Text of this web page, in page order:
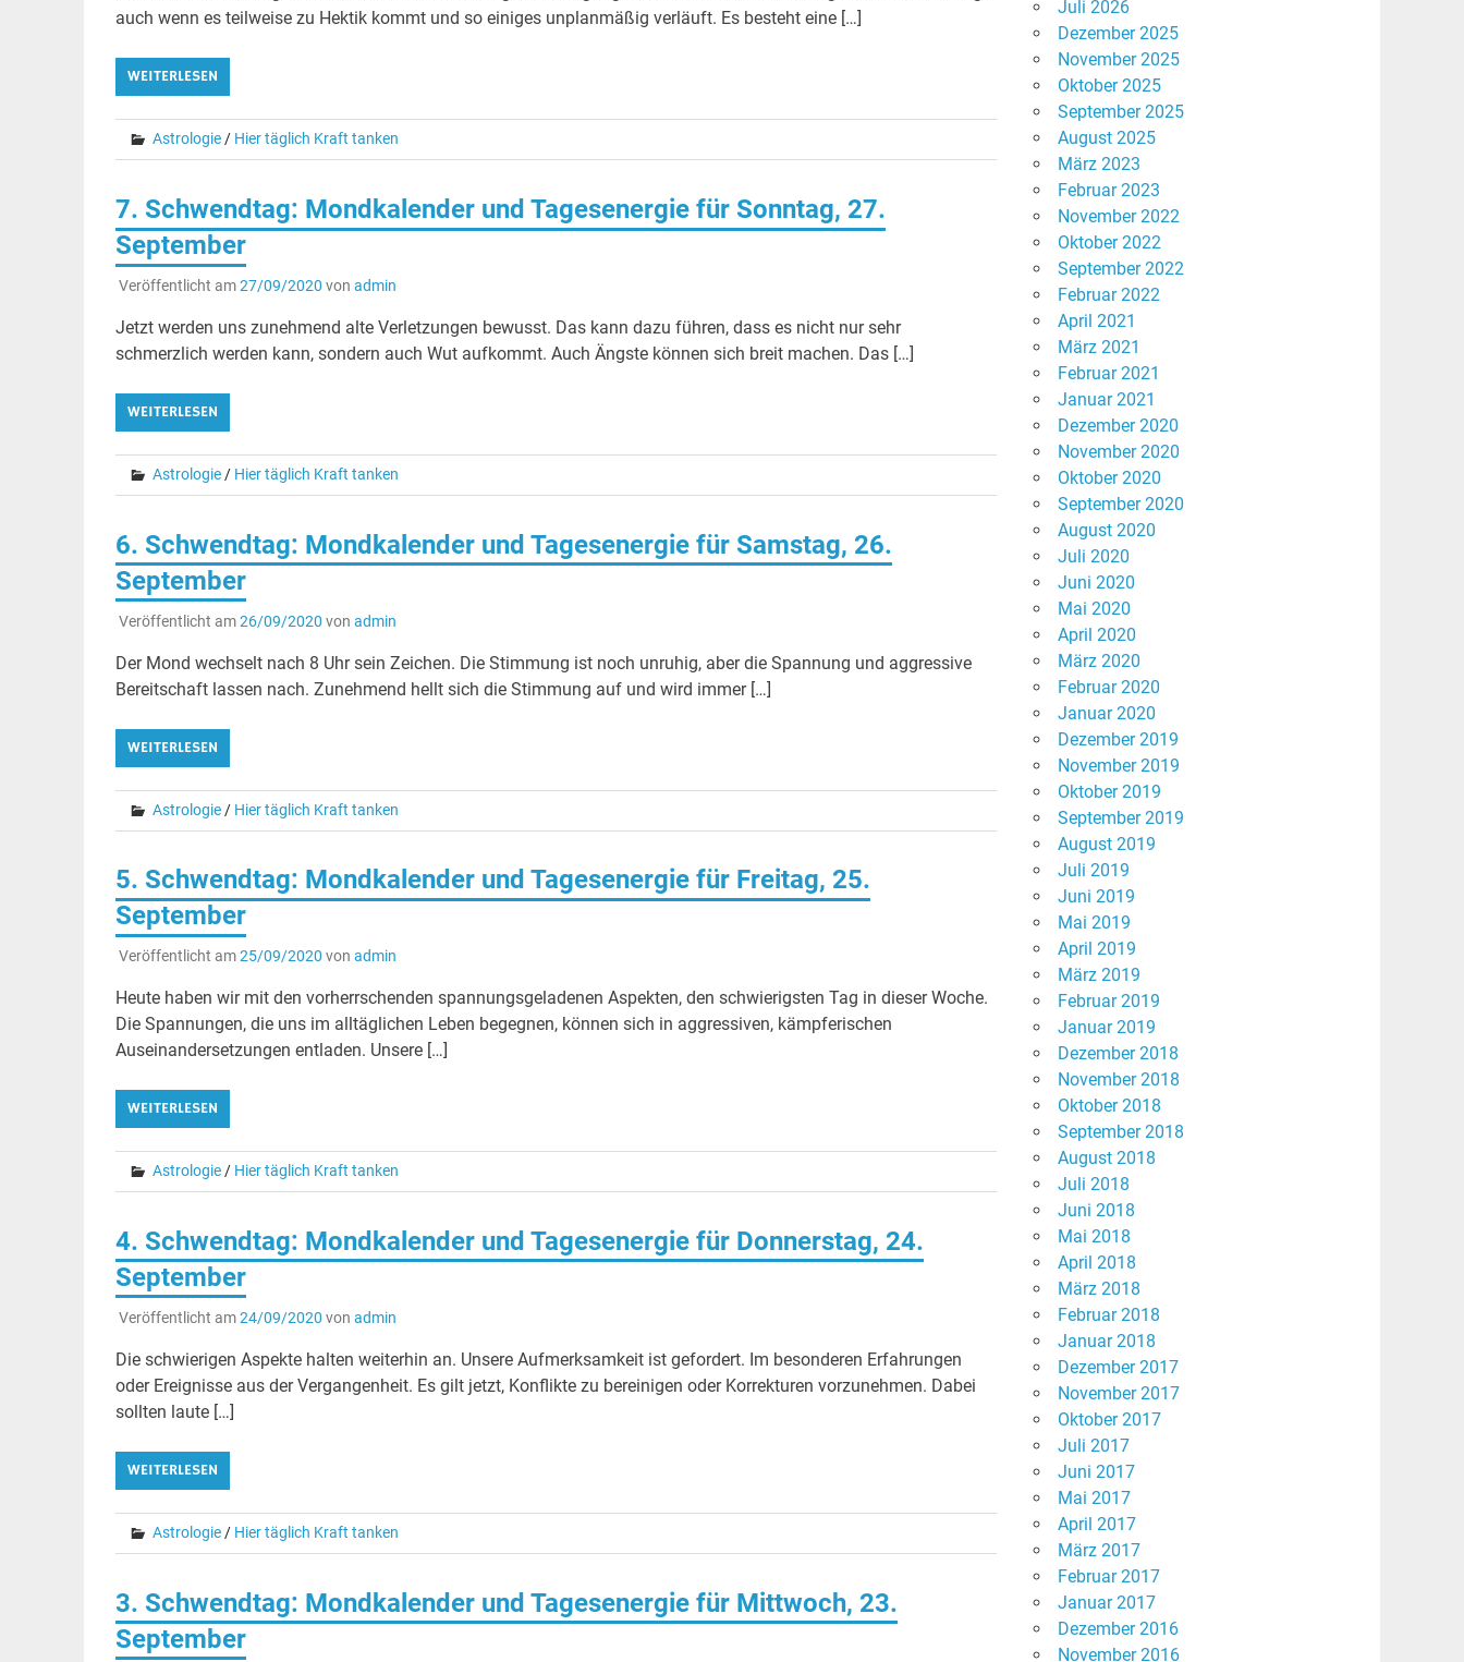
auch wenn es teilweise zu Hektik kommt und so einiges unplanmäßig verläuft. Es besteht eine […]
WEITERLESEN
Astrologie/ Hier täglich Kraft tanken
7. Schwendtag: Mondkalender und Tagesenergie für Sonntag, 27.
September
Veröffentlicht am27/09/2020 von admin
Jetzt werden uns zunehmend alte Verletzungen bewusst. Das kann dazu führen, dass es nicht nur sehr
schmerzlich werden kann, sondern auch Wut aufkommt. Auch Ängste können sich breit machen. Das […]
WEITERLESEN
Astrologie/ Hier täglich Kraft tanken
6. Schwendtag: Mondkalender und Tagesenergie für Samstag, 26.
September
Veröffentlicht am26/09/2020 von admin
Der Mond wechselt nach 8 Uhr sein Zeichen. Die Stimmung ist noch unruhig, aber die Spannung und aggressive
Bereitschaft lassen nach. Zunehmend hellt sich die Stimmung auf und wird immer […]
WEITERLESEN
Astrologie/ Hier täglich Kraft tanken
5. Schwendtag: Mondkalender und Tagesenergie für Freitag, 25.
September
Veröffentlicht am25/09/2020 von admin
Heute haben wir mit den vorherrschenden spannungsgeladenen Aspekten, den schwierigsten Tag in dieser Woche.
Die Spannungen, die uns im alltäglichen Leben begegnen, können sich in aggressiven, kämpferischen
Auseinandersetzungen entladen. Unsere […]
WEITERLESEN
Astrologie/ Hier täglich Kraft tanken
4. Schwendtag: Mondkalender und Tagesenergie für Donnerstag, 24.
September
Veröffentlicht am24/09/2020 von admin
Die schwierigen Aspekte halten weiterhin an. Unsere Aufmerksamkeit ist gefordert. Im besonderen Erfahrungen
oder Ereignisse aus der Vergangenheit. Es gilt jetzt, Konflikte zu bereinigen oder Korrekturen vorzunehmen. Dabei
sollten laute […]
WEITERLESEN
Astrologie/ Hier täglich Kraft tanken
3. Schwendtag: Mondkalender und Tagesenergie für Mittwoch, 23.
September
Juli 2026
Dezember 2025
November 2025
Oktober 2025
September 2025
August 2025
März 2023
Februar 2023
November 2022
Oktober 2022
September 2022
Februar 2022
April 2021
März 2021
Februar 2021
Januar 2021
Dezember 2020
November 2020
Oktober 2020
September 2020
August 2020
Juli 2020
Juni 2020
Mai 2020
April 2020
März 2020
Februar 2020
Januar 2020
Dezember 2019
November 2019
Oktober 2019
September 2019
August 2019
Juli 2019
Juni 2019
Mai 2019
April 2019
März 2019
Februar 2019
Januar 2019
Dezember 2018
November 2018
Oktober 2018
September 2018
August 2018
Juli 2018
Juni 2018
Mai 2018
April 2018
März 2018
Februar 2018
Januar 2018
Dezember 2017
November 2017
Oktober 2017
Juli 2017
Juni 2017
Mai 2017
April 2017
März 2017
Februar 2017
Januar 2017
Dezember 2016
November 2016